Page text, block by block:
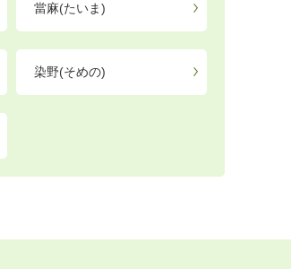
當麻(たいま)
染野(そめの)